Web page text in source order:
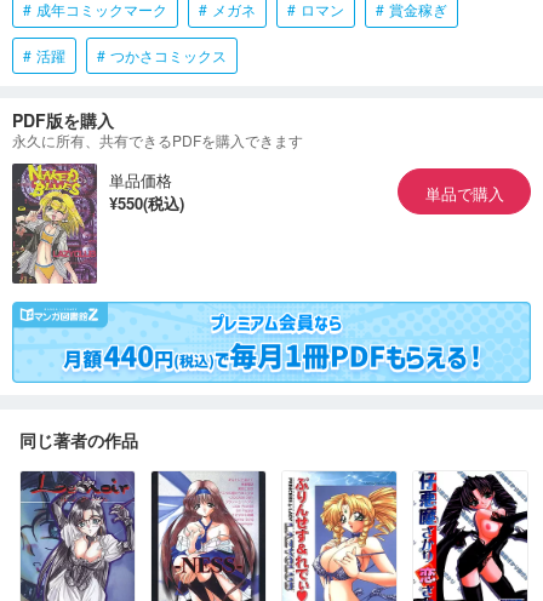
成年コミックマーク メガネ ロマン 賞金稼ぎ
活躍 つかさコミックス
PDF版を購入
永久に所有、共有できるPDFを購入できます
単品価格
¥550(税込)
単品で購入
同じ著者の作品